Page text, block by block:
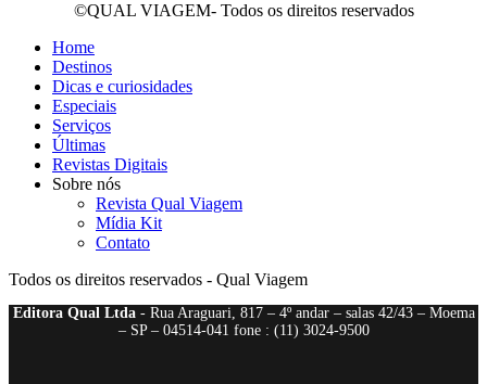
©QUAL VIAGEM- Todos os direitos reservados
Home
Destinos
Dicas e curiosidades
Especiais
Serviços
Últimas
Revistas Digitais
Sobre nós
Revista Qual Viagem
Mídia Kit
Contato
Todos os direitos reservados - Qual Viagem
Editora Qual Ltda- Rua Araguari, 817 – 4º andar – salas 42/43 – Moema
– SP – 04514-041 fone : (11) 3024-9500